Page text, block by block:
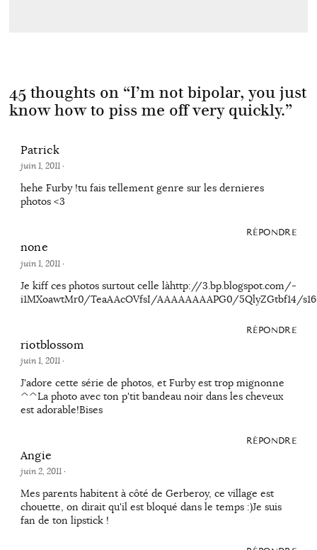
45 thoughts on “I’m not bipolar, you just
know how to piss me off very quickly.”
Patrick
juin 1, 2011·
hehe Furby !tu fais tellement genre sur les dernieres
photos <3
RÉPONDRE
none
juin 1, 2011·
Je kiff ces photos surtout celle làhttp://3.bp.blogspot.com/-
i1MXoawtMr0/TeaAAcOVfsI/AAAAAAAAPG0/5QlyZGtbf14/
RÉPONDRE
riotblossom
juin 1, 2011·
J'adore cette série de photos, et Furby est trop mignonne
^^La photo avec ton p'tit bandeau noir dans les cheveux
est adorable!Bises
RÉPONDRE
Angie
juin 2, 2011·
Mes parents habitent à côté de Gerberoy, ce village est
chouette, on dirait qu'il est bloqué dans le temps :)Je suis
fan de ton lipstick !